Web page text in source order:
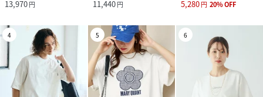
13,970円 11,440円 5,280円 20%OFF
4 5 6